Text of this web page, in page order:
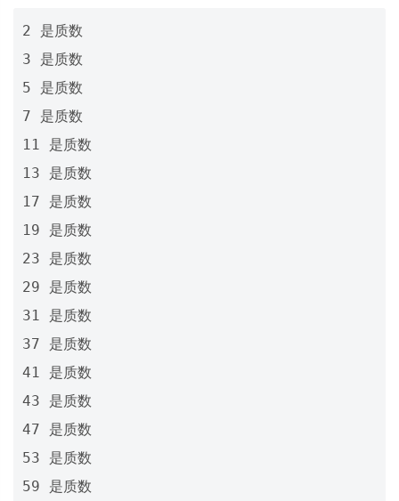
2 是质数
3 是质数
5 是质数
7 是质数
11 是质数
13 是质数
17 是质数
19 是质数
23 是质数
29 是质数
31 是质数
37 是质数
41 是质数
43 是质数
47 是质数
53 是质数
59 是质数